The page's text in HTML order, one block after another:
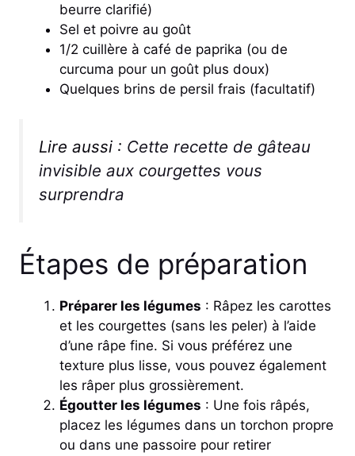
beurre clarifié)
Sel et poivre au goût
1/2 cuillère à café de paprika (ou de
curcuma pour un goût plus doux)
Quelques brins de persil frais (facultatif)
Lire aussi : Cette recette de gâteau
invisible aux courgettes vous
surprendra
Étapes de préparation
Préparer les légumes : Râpez les carottes
et les courgettes (sans les peler) à l’aide
d’une râpe fine. Si vous préférez une
texture plus lisse, vous pouvez également
les râper plus grossièrement.
Égoutter les légumes : Une fois râpés,
placez les légumes dans un torchon propre
ou dans une passoire pour retirer